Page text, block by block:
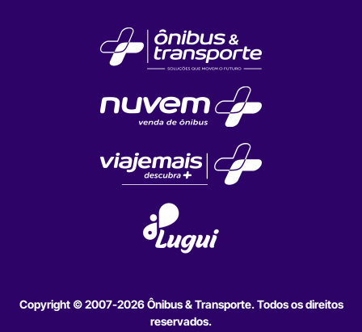
Copyright © 2007-2026 Ônibus & Transporte. Todos os direitos
reservados.